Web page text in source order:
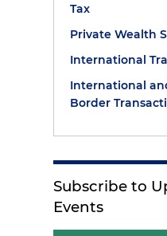
Tax
Private Wealth
International
International
Border
Subscribe to
Events